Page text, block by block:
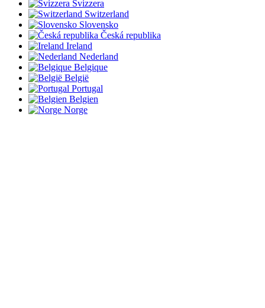
Svizzera
Switzerland
Slovensko
Česká republika
Ireland
Nederland
Belgique
België
Portugal
Belgien
Norge